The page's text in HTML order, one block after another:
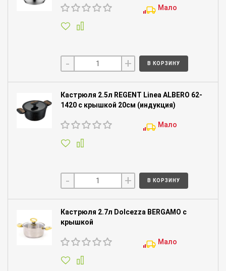
Мало
- + В КОРЗИНУ
Кастрюля 2.5л REGENT Linea ALBERO 62-
1420 с крышкой 20см (индукция)
Мало
- + В КОРЗИНУ
Кастрюля 2.7л Dolcezza BERGAMO с
крышкой
Мало